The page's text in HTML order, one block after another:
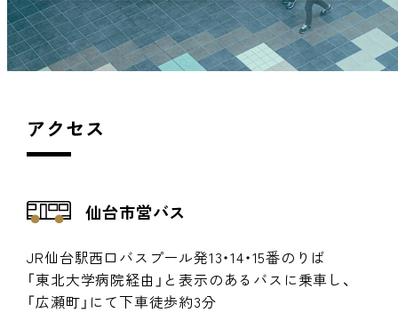
アクセス
仙台市営バス
JR仙台駅西口バスプール発13・14・15番のりば
「東北大学病院経由」と表示のあるバスに乗車し、
「広瀬町」にて下車徒歩約3分